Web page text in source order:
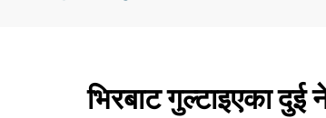
भिरबाट गुल्टाइएका दुई